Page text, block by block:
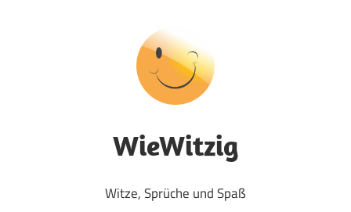
WieWitzig
Witze, Sprüche und Spaß